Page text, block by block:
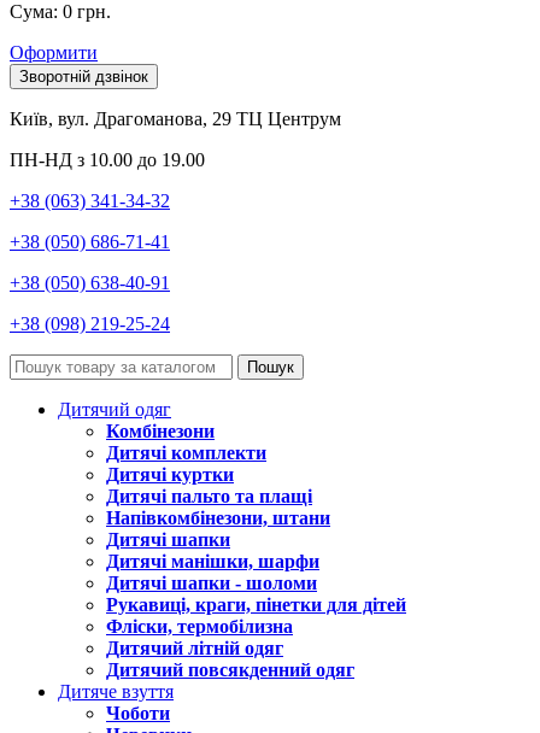
Сума: 0 грн.
Оформити
Зворотній дзвінок
Київ, вул. Драгоманова, 29 ТЦ Центрум
ПН-НД з 10.00 до 19.00
+38 (063) 341-34-32
+38 (050) 686-71-41
+38 (050) 638-40-91
+38 (098) 219-25-24
Пошук
Дитячий одяг
Комбінезони
Дитячі комплекти
Дитячі куртки
Дитячі пальто та плащі
Напівкомбінезони, штани
Дитячі шапки
Дитячі манішки, шарфи
Дитячі шапки - шоломи
Рукавиці, краги, пінетки для дітей
Фліски, термобілизна
Дитячий літній одяг
Дитячий повсякденний одяг
Дитяче взуття
Чоботи